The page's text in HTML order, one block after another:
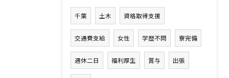
千葉 土木 資格取得支援
交通費支給 女性 学歴不問 寮完備
週休二日 福利厚生 賞与 出張